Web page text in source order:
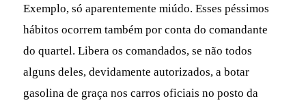
Exemplo, só aparentemente miúdo. Esses péssimos
hábitos ocorrem também por conta do comandante
do quartel. Libera os comandados, se não todos
alguns deles, devidamente autorizados, a botar
gasolina de graça nos carros oficiais no posto da